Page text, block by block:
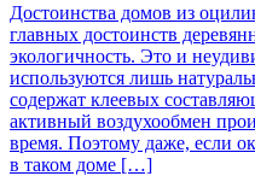
Достоинства домов из
главных достоинств
экологичность. Это и
используются лишь
содержат клеевых
активный воздухообмен
время. Поэтому даже, если
в таком доме […]